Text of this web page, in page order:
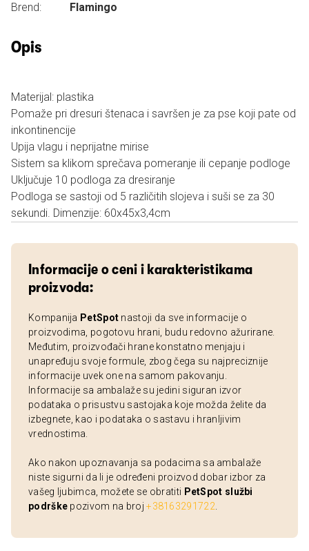
Brend:
Flamingo
Opis
Materijal: plastika
Pomaže pri dresuri štenaca i savršen je za pse koji pate od
inkontinencije
Upija vlagu i neprijatne mirise
Sistem sa klikom sprečava pomeranje ili cepanje podloge
Uključuje 10 podloga za dresiranje
Podloga se sastoji od 5 različitih slojeva i suši se za 30
sekundi. Dimenzije: 60x45x3,4cm
Informacije o ceni i karakteristikama
proizvoda:
Kompanija PetSpot nastoji da sve informacije o
proizvodima, pogotovu hrani, budu redovno ažurirane.
Međutim, proizvođači hrane konstatno menjaju i
unapređuju svoje formule, zbog čega su najpreciznije
informacije uvek one na samom pakovanju.
Informacije sa ambalaže su jedini siguran izvor
podataka o prisustvu sastojaka koje možda želite da
izbegnete, kao i podataka o sastavu i hranljivim
vrednostima.
Ako nakon upoznavanja sa podacima sa ambalaže
niste sigurni da li je određeni proizvod dobar izbor za
vašeg ljubimca, možete se obratiti PetSpot službi
podrške pozivom na broj+38163291722